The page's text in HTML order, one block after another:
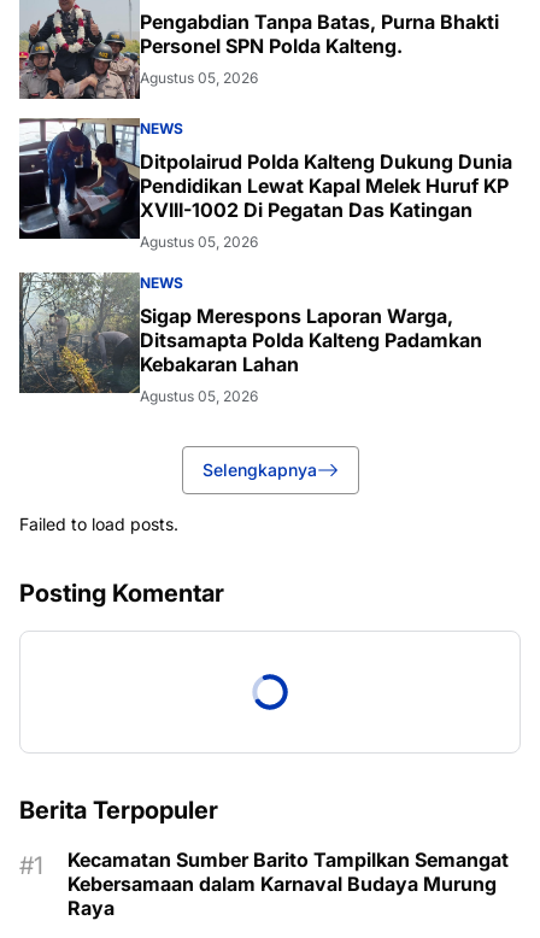
Pengabdian Tanpa Batas, Purna Bhakti
Personel SPN Polda Kalteng.
Agustus 05, 2026
NEWS
Ditpolairud Polda Kalteng Dukung Dunia
Pendidikan Lewat Kapal Melek Huruf KP
XVIII-1002 Di Pegatan Das Katingan
Agustus 05, 2026
NEWS
Sigap Merespons Laporan Warga,
Ditsamapta Polda Kalteng Padamkan
Kebakaran Lahan
Agustus 05, 2026
Selengkapnya
Failed to load posts.
Posting Komentar
Berita Terpopuler
Kecamatan Sumber Barito Tampilkan Semangat
Kebersamaan dalam Karnaval Budaya Murung
Raya